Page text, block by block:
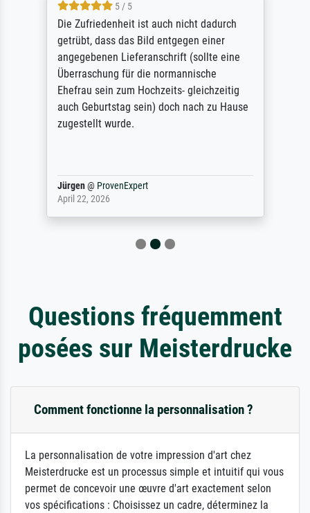
5 / 5
Die Zufriedenheit ist auch nicht dadurch
getrübt, dass das Bild entgegen einer
angegebenen Lieferanschrift (sollte eine
Überraschung für die normannische
Ehefrau sein zum Hochzeits- gleichzeitig
auch Geburtstag sein) doch nach zu Hause
zugestellt wurde.
Jürgen@ ProvenExpert
April 22, 2026
Questions fréquemment
posées sur Meisterdrucke
Comment fonctionne la personnalisation ?
La personnalisation de votre impression d'art chez
Meisterdrucke est un processus simple et intuitif qui vous
permet de concevoir une œuvre d'art exactement selon
vos spécifications : Choisissez un cadre, déterminez la